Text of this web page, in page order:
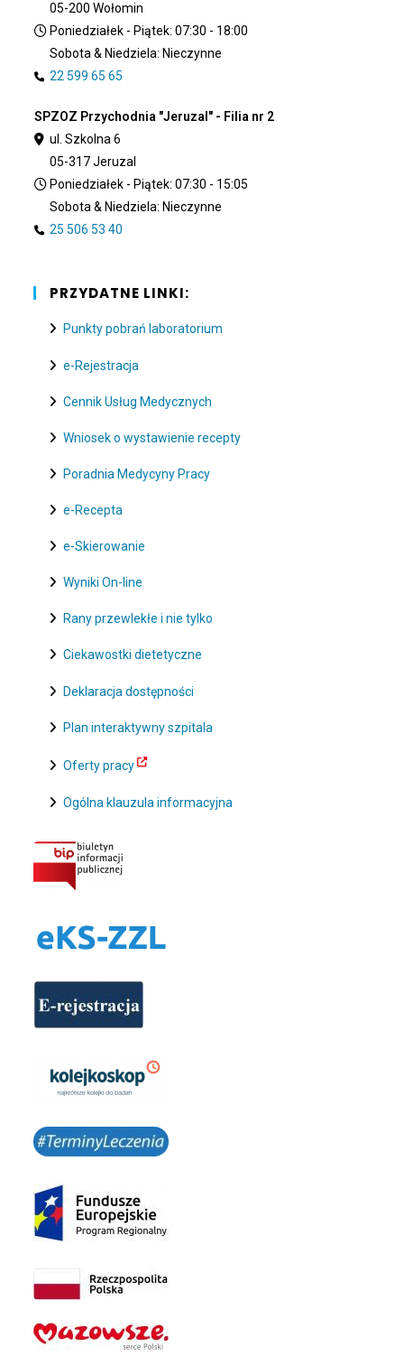
05-200 Wołomin
Poniedziałek - Piątek: 07:30 - 18:00
Sobota & Niedziela: Nieczynne
22 599 65 65
SPZOZ Przychodnia "Jeruzal" - Filia nr 2
ul. Szkolna 6
05-317 Jeruzal
Poniedziałek - Piątek: 07:30 - 15:05
Sobota & Niedziela: Nieczynne
25 506 53 40
PRZYDATNE LINKI:
Punkty pobrań laboratorium
e-Rejestracja
Cennik Usług Medycznych
Wniosek o wystawienie recepty
Poradnia Medycyny Pracy
e-Recepta
e-Skierowanie
Wyniki On-line
Rany przewlekłe i nie tylko
Ciekawostki dietetyczne
Deklaracja dostępności
Plan interaktywny szpitala
Oferty pracy
Ogólna klauzula informacyjna